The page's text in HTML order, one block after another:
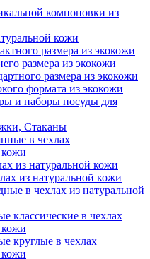
компоновки из
кожи
размера из экокожи
размера из экокожи
размера из экокожи
формата из экокожи
и наборы посуды для
Стаканы
в чехлах
кожи
из натуральной кожи
из натуральной кожи
в чехлах из натуральной
классические в чехлах
кожи
круглые в чехлах
кожи